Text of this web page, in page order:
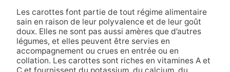
Les carottes font partie de tout régime alimentaire
sain en raison de leur polyvalence et de leur goût
doux. Elles ne sont pas aussi amères que d’autres
légumes, et elles peuvent être servies en
accompagnement ou crues en entrée ou en
collation. Les carottes sont riches en vitamines A et